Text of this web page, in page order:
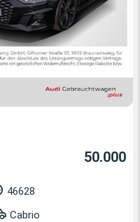
50.000
46628
Cabrio